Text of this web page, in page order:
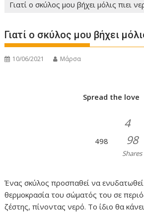
Γιατί ο σκύλος μου βήχει μόλις πιει
Γιατί ο σκύλος μου βήχει
10/06/2021 Μάρσα
Spread the love
498
4
98
Shares
Ένας σκύλος προσπαθεί να ενυδατωθεί
θερμοκρασία του σώματός του σε
ζέστης, πίνοντας νερό. Το ίδιο θα